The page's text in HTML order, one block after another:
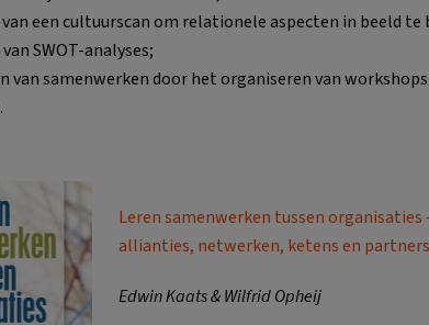
een cultuurscan om relationele aspecten in beeld te
SWOT-analyses;
van samenwerken door het organiseren van
Leren samenwerken tussen organisaties
allianties, netwerken, ketens en
Edwin Kaats & Wilfrid Opheij